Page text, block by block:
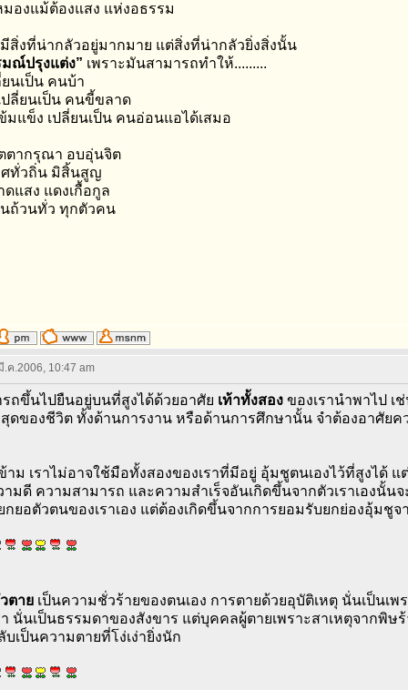
องแม้ต้องแสง แห่งอธรรม
สิ่งที่น่ากลัวอยู่มากมาย แต่สิ่งที่น่ากลัวยิ่งสิ่งนั้น
มณ์ปรุงแต่ง” เพราะมันสามารถทำให้.........
นเป็น คนบ้า
ลี่ยนเป็น คนขี้ขลาด
มแข็ง เปลี่ยนเป็น คนอ่อนแอได้เสมอ
ตากรุณา อบอุ่นจิต
ทั่วถิ่น มิสิ้นสูญ
ดแสง แดงเกื้อกูล
ถ้วนทั่ว ทุกตัวคน
.ค.2006, 10:47 am
รถขึ้นไปยืนอยู่บนที่สูงได้ด้วยอาศัย เท้าทั้งสองของเรานำพาไป เ
สุดของชีวิต ทั้งด้านการงาน หรือด้านการศึกษานั้น จำต้องอาศัยค
าม เราไม่อาจใช้มือทั้งสองของเราที่มีอยู่ อุ้มชูตนเองไว้ที่สูงได้
มดี ความสามารถ และความสำเร็จอันเกิดขึ้นจากตัวเราเองนั้นจ
ยอตัวตนของเราเอง แต่ต้องเกิดขึ้นจากการยอมรับยกย่องอุ้มชู
ตาย เป็นความชั่วร้ายของตนเอง การตายด้วยอุบัติเหตุ นั่นเป็นเพ
นั่นเป็นธรรมดาของสังขาร แต่บุคคลผู้ตายเพราะสาเหตุจากพิษ
เป็นความตายที่โง่เง่ายิ่งนัก